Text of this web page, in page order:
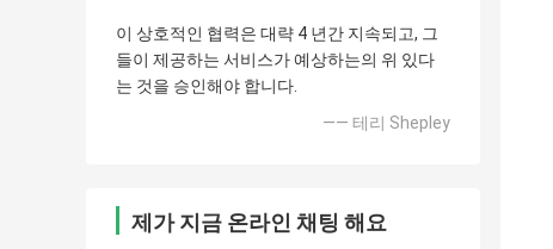
이 상호적인 협력은 대략 4 년간 지속되고, 그
들이 제공하는 서비스가 예상하는의 위 있다
는 것을 승인해야 합니다.
—— 테리 Shepley
제가 지금 온라인 채팅 해요